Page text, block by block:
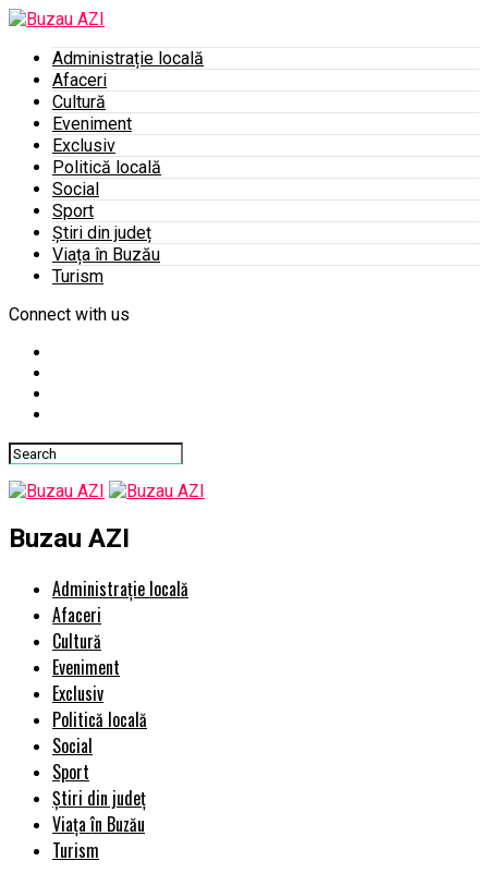
Administrație locală
Afaceri
Cultură
Eveniment
Exclusiv
Politică locală
Social
Sport
Știri din județ
Viața în Buzău
Turism
Connect with us
Buzau AZI
Administrație locală
Afaceri
Cultură
Eveniment
Exclusiv
Politică locală
Social
Sport
Știri din județ
Viața în Buzău
Turism